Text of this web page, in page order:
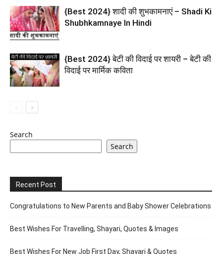
{Best 2024} शादी की शुभकामनाएं – Shadi Ki
Shubhkamnaye In Hindi
{Best 2024} बेटी की विदाई पर शायरी – बेटी की
विदाई पर मार्मिक कविता
Search
Search
Recent Post
Congratulations to New Parents and Baby Shower Celebrations
Best Wishes For Travelling, Shayari, Quotes & Images
Best Wishes For New Job First Day, Shayari & Quotes